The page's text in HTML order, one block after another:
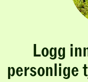
Logg
personlige